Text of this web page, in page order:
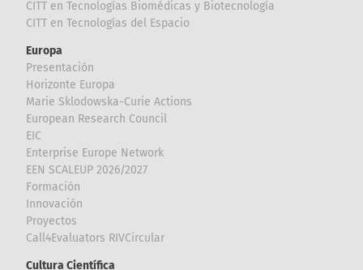
CITT en Tecnologías Biomédicas y Biotecnología
CITT en Tecnologías del Espacio
Europa
Presentación
Horizonte Europa
Marie Sklodowska-Curie Actions
European Research Council
EIC
Enterprise Europe Network
EEN SCALEUP 2026/2027
Formación
Innovación
Proyectos
Call4Evaluators RIVCircular
Cultura Científica